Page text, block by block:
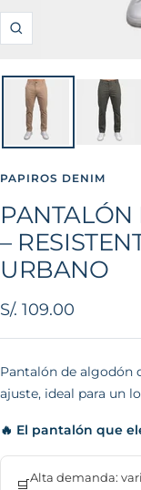
Zoom
PAPIROS DENIM
–
URBANO
Precio
de
venta
S/. 109.00
Pantalón de
ajuste, ideal para un
🔥 El pantalón que
🛒Alta demanda: